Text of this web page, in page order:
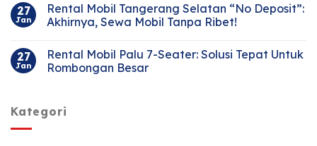
27
Jan
Rental Mobil Tangerang Selatan “No Deposit”:
Akhirnya, Sewa Mobil Tanpa Ribet!
27
Jan
Rental Mobil Palu 7-Seater: Solusi Tepat Untuk
Rombongan Besar
Kategori